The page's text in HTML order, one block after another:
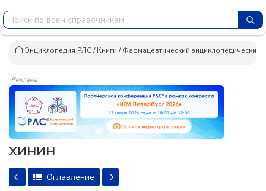
Энциклопедия РЛС/Книги /Фармацевтический
Реклама
ХИНИН
Оглавление